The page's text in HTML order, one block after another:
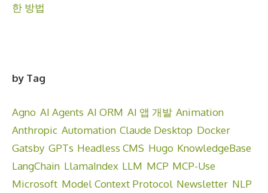
한 방법
by Tag
Agno AI Agents AI ORM AI 앱 개발 Animation
Anthropic Automation Claude Desktop Docker
Gatsby GPTs Headless CMS Hugo KnowledgeBase
LangChain LlamaIndex LLM MCP MCP-Use
Microsoft Model Context Protocol Newsletter NLP